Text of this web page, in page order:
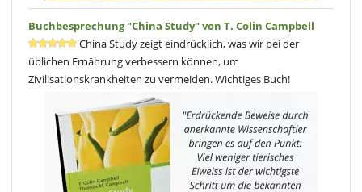
Buchbesprechung "China Study" von T. Colin Campbell
China Study zeigt eindrücklich, was wir bei der
üblichen Ernährung verbessern können, um
Zivilisationskrankheiten zu vermeiden. Wichtiges Buch!